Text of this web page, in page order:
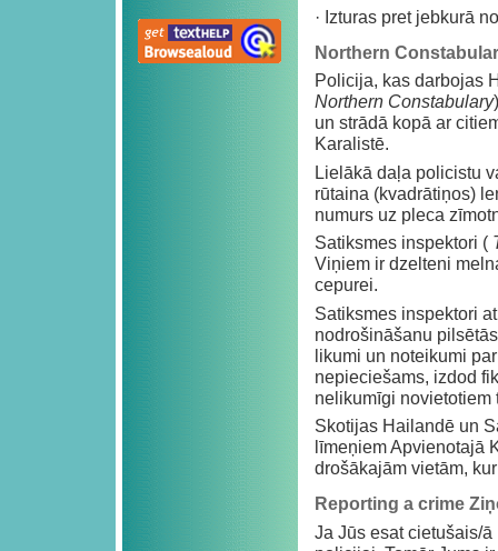
· Izturas pret jebkurā
Northern
Policija, kas darbojas
Northern Constabulary
un strādā kopā ar
Karalistē.
Lielākā daļa policistu
rūtaina (kvadrātiņos)
numurs uz pleca
Satiksmes inspektori (
Viņiem ir dzelteni
cepurei.
Satiksmes inspektori
nodrošināšanu
likumi un noteikumi
nepieciešams, izdod
nelikumīgi novietotiem
Skotijas Hailandē un
līmeņiem Apvienotajā
drošākajām vietām,
Reporting a crime
Ja Jūs esat cietušais/